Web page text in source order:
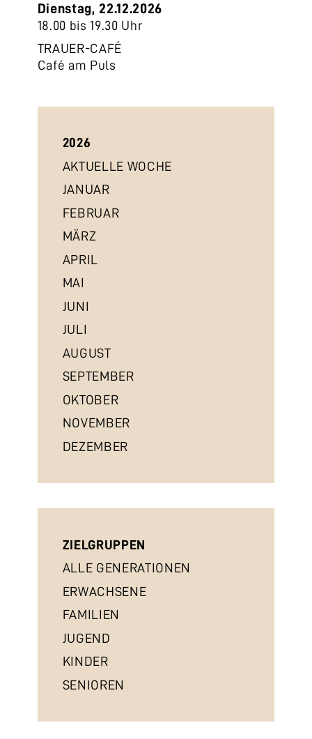
Dienstag, 22.12.2026
18.00 bis 19.30 Uhr
TRAUER-CAFÉ
Café am Puls
2026
AKTUELLE WOCHE
JANUAR
FEBRUAR
MÄRZ
APRIL
MAI
JUNI
JULI
AUGUST
SEPTEMBER
OKTOBER
NOVEMBER
DEZEMBER
ZIELGRUPPEN
ALLE GENERATIONEN
ERWACHSENE
FAMILIEN
JUGEND
KINDER
SENIOREN